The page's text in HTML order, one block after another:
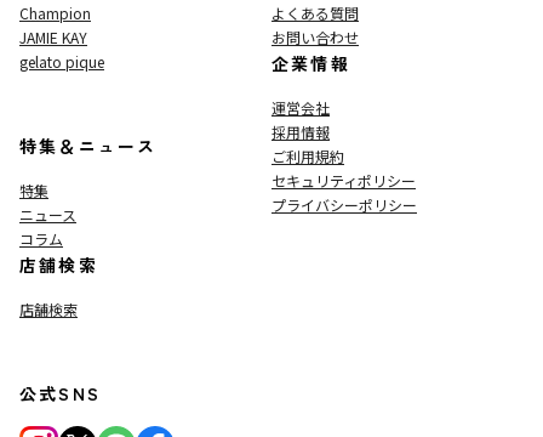
Champion
JAMIE KAY
gelato pique
特集＆ニュース
特集
ニュース
コラム
店舗検索
店舗検索
よくある質問
お問い合わせ
企業情報
運営会社
採用情報
ご利用規約
セキュリティポリシー
プライバシーポリシー
公式SNS